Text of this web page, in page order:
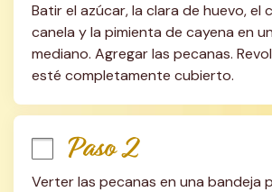
Batir el azúcar, la clara de huevo, el
canela y la pimienta de cayena en
mediano. Agregar las pecanas.
esté completamente cubierto.
Paso 2
Verter las pecanas en una bandeja